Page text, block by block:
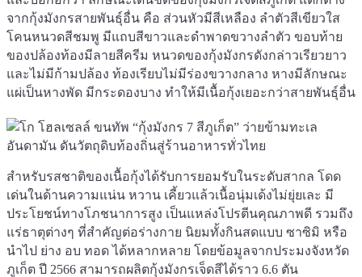
จากกุ้งมังกรสายพันธุ์อื่น คือ ส่วนหัวมีสีเหลือง ลำตัวสีเขียวใส
โคนหนวดสีชมพู มีแถบสีขาวและดำพาดขวางลำตัว ขอบท้าย
ของปล้องท้องมีลายสีครีม หนวดของกุ้งมังกรดังกล่าวเรียวยาว
และไม่มีก้ามปล้อง ท้องเรียบไม่มีร่องขวางกลาง หางมีลักษณะ
แผ่เป็นหางพัด มีกระดองบาง ทำให้มีเนื้อกุ้งเยอะกว่าสายพันธุ์อื่น
สำหรับรสชาติของเนื้อกุ้งได้รับการยอมรับในระดับสากล โดด
เด่นในด้านความแน่น หวาน เคี้ยวแล้วเนื้อนุ่มเด้งไม่ยุ่ยเละ มี
ประโยชน์ทางโภชนาการสูง เป็นแหล่งโปรตีนคุณภาพดี รวมถึง
แร่ธาตุต่างๆ ที่สำคัญต่อร่างกาย นิยมทั้งกินสดแบบ ซาซิมิ หรือ
นำไป ย่าง อบ ทอด ได้หลากหลาย โดยข้อมูลจากประมงจังหวัด
ภูเก็ต ปี 2566 สามารถผลิตกุ้งมังกรเจ็ดสีได้ราว 6.6 ตัน